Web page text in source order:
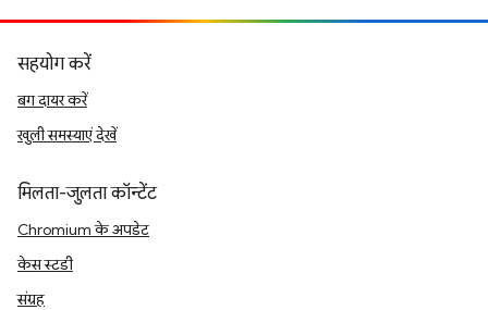
सहयोग करें
बग दायर करें
खुली समस्याएं देखें
मिलता-जुलता कॉन्टेंट
Chromium के अपडेट
केस स्टडी
संग्रह